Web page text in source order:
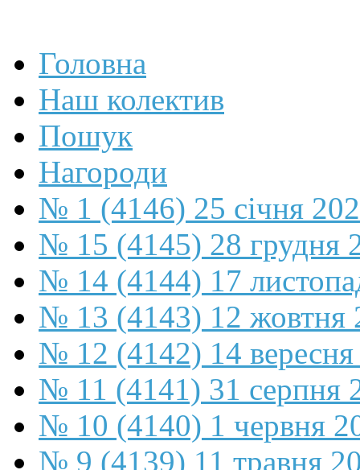
Головна
Наш колектив
Пошук
Нагороди
№ 1 (4146) 25 січня
№ 15 (4145) 28 грудня
№ 14 (4144) 17
№ 13 (4143) 12 жовтня
№ 12 (4142) 14
№ 11 (4141) 31 серпня
№ 10 (4140) 1 червня
№ 9 (4139) 11 травня